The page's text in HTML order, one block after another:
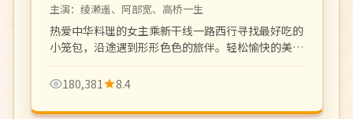
主演： 绫濑遥、阿部宽、高桥一生
热爱中华料理的女主乘新干线一路西行寻找最好吃的
小笼包，沿途遇到形形色色的旅伴。轻松愉快的美食
公路喜剧。
180,381
8.4
院线 109 分钟